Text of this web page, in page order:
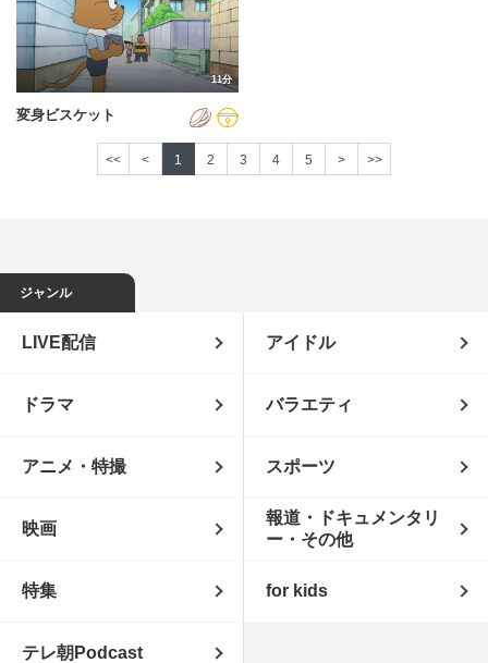
11分
変身ビスケット
<< < 1 2 3 4 5 > >>
ジャンル
LIVE配信 アイドル
ドラマ バラエティ
アニメ・特撮 スポーツ
映画
報道・ドキュメンタリ
ー・その他
特集 for kids
テレ朝Podcast